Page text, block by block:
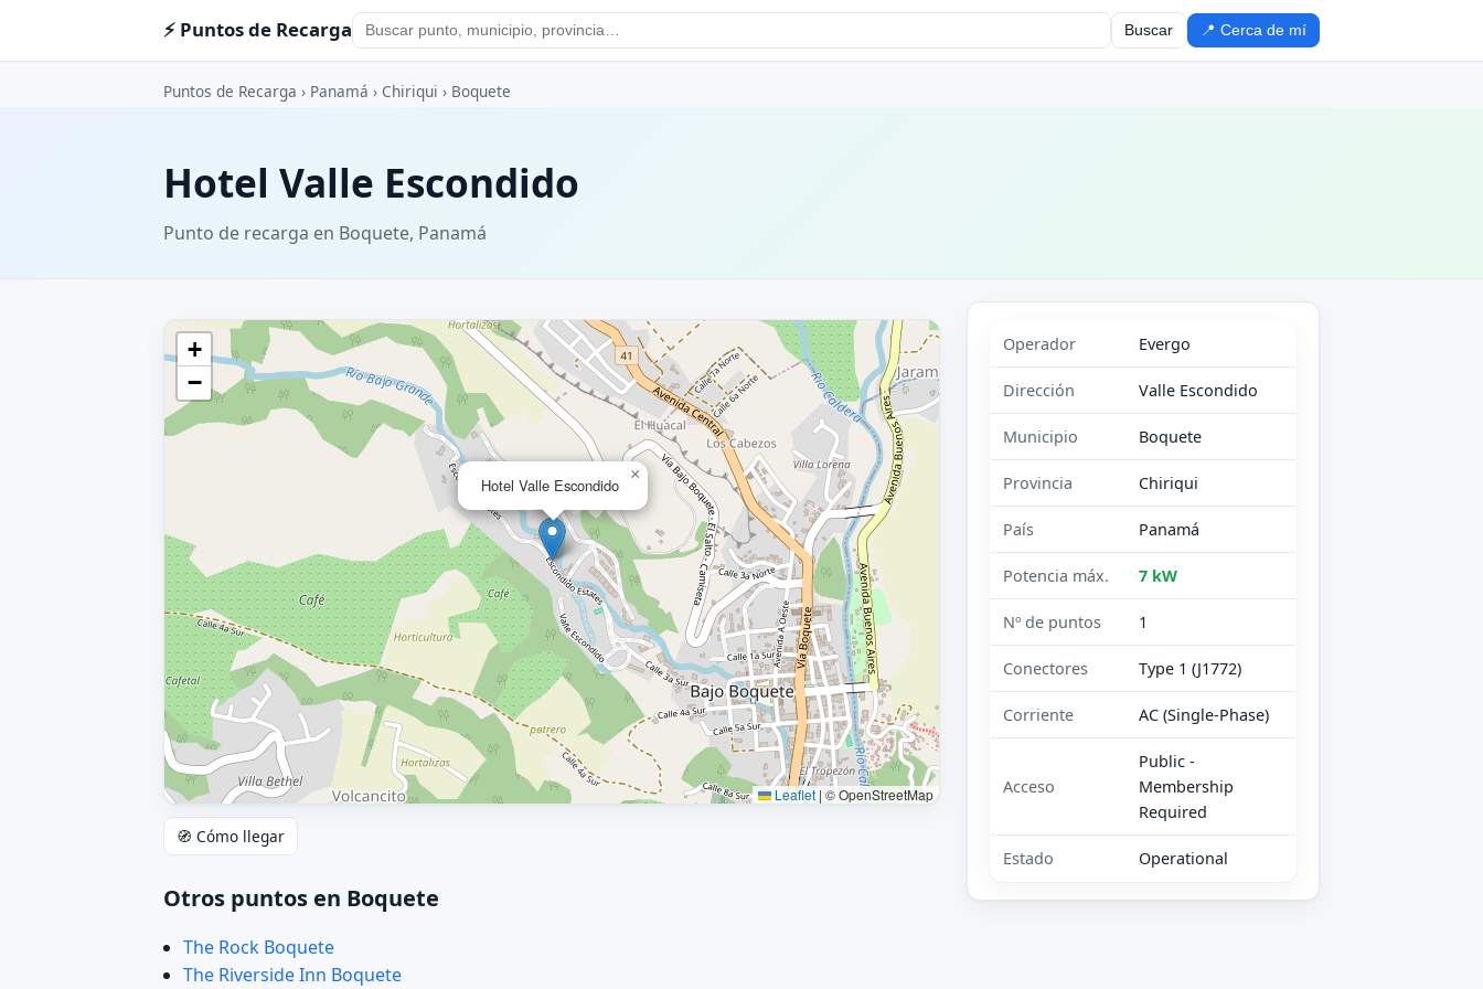
⚡ Puntos de Recarga Buscar 📍 Cerca de mí
Puntos de Recarga › Panamá › Chiriqui › Boquete
Hotel Valle Escondido
Punto de recarga en Boquete, Panamá
Hotel Valle Escondido
×
+
−
Leaflet | © OpenStreetMap
🧭 Cómo llegar
Otros puntos en Boquete
The Rock Boquete
The Riverside Inn Boquete
Operador Evergo
Dirección Valle Escondido
Municipio Boquete
Provincia Chiriqui
País Panamá
Potencia máx. 7 kW
Nº de puntos 1
Conectores Type 1 (J1772)
Corriente AC (Single-Phase)
Acceso
Public -
Membership
Required
Estado Operational